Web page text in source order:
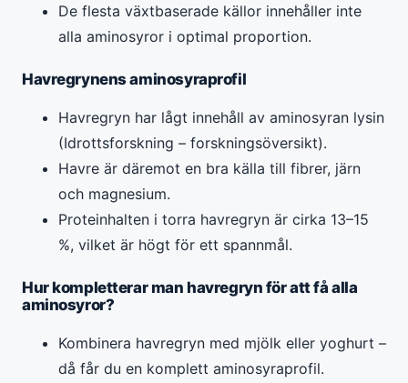
De flesta växtbaserade källor innehåller inte
alla aminosyror i optimal proportion.
Havregrynens aminosyraprofil
Havregryn har lågt innehåll av aminosyran lysin
(Idrottsforskning – forskningsöversikt).
Havre är däremot en bra källa till fibrer, järn
och magnesium.
Proteinhalten i torra havregryn är cirka 13–15
%, vilket är högt för ett spannmål.
Hur kompletterar man havregryn för att få alla
aminosyror?
Kombinera havregryn med mjölk eller yoghurt –
då får du en komplett aminosyraprofil.